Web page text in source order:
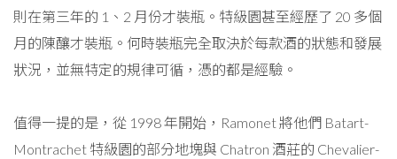
則在第三年的 1、2 月份才裝瓶。特級園甚至經歷了 20 多個
月的陳釀才裝瓶。何時裝瓶完全取決於每款酒的狀態和發展
狀況，並無特定的規律可循，憑的都是經驗。
值得一提的是，從 1998 年開始，Ramonet 將他們 Batart-
Montrachet 特級園的部分地塊與 Chatron 酒莊的 Chevalier-